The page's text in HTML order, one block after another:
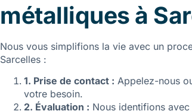
métalliques à
Nous vous simplifions la vie avec un
Sarcelles :
1. Prise de contact : Appelez-nous
votre besoin.
2. Évaluation : Nous identifions